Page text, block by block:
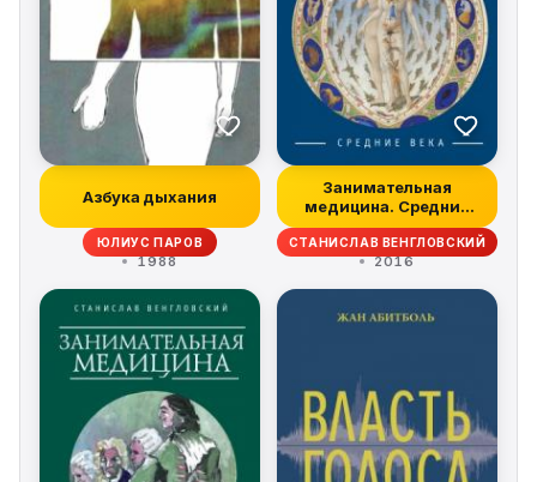
Азбука дыхания
ЮЛИУС ПАРОВ
1988
Занимательная
медицина. Средние
века
СТАНИСЛАВ ВЕНГЛОВСКИЙ
2016